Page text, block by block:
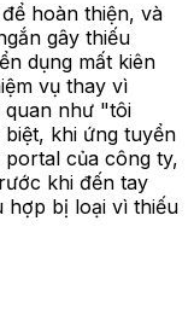
hoàn thiện, và
gây thiếu
dụng mất kiên
vụ thay vì
quan như "tôi
khi ứng tuyển
của công ty,
khi đến tay
hợp bị loại vì thiếu